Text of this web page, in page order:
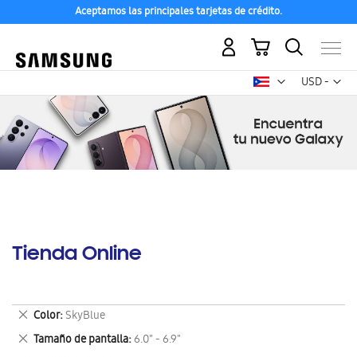
Aceptamos las principales tarjetas de crédito.
USD -
dólar
Mi carrito
Tienda Online
Color SkyBlue
Eliminar
este
artículo
Tamaño de pantalla 6.0" - 6.9"
Eliminar